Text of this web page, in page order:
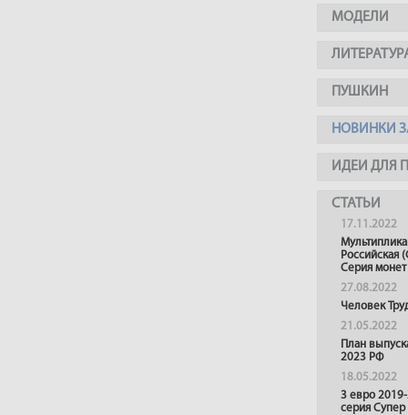
МОДЕЛИ
ПУШКИН
НОВИНКИ
ИДЕИ ДЛЯ
СТАТЬИ
17.11.2022
Российская
Серия монет
27.08.2022
Человек
21.05.2022
План
2023 РФ
18.05.2022
3 евро
серия